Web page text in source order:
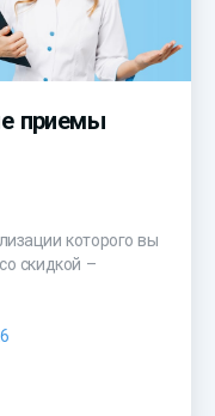
приемы
которого вы
скидкой –